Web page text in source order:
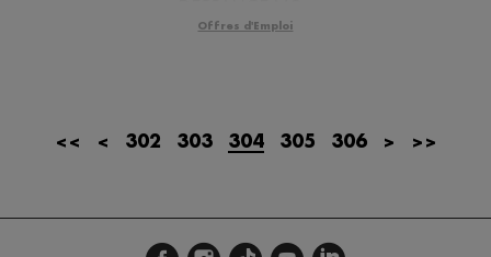
Offres d'Emploi
<< < 302 303 304 305 306 > >>